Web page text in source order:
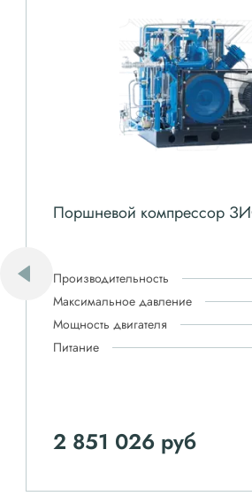
Поршневой компрессор
Производительность
Максимальное давление
Мощность двигателя
Питание
2 851 026 руб